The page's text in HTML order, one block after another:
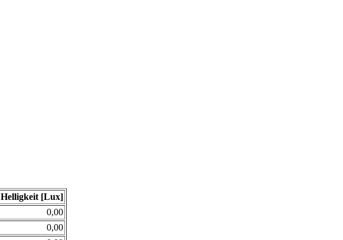
Helligkeit [Lux]
0,00
0,00